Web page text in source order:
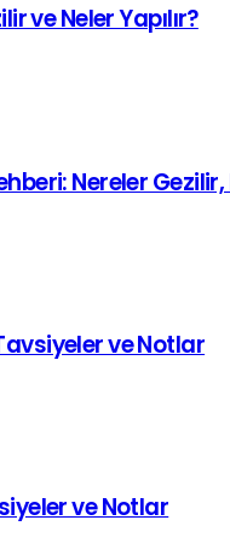
ve Neler Yapılır?
Nereler Gezilir,
ve Notlar
ve Notlar